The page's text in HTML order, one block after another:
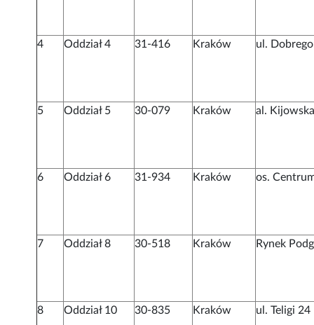
4 Oddział 4 31-416 Kraków ul.
5 Oddział 5 30-079 Kraków al.
6 Oddział 6 31-934 Kraków os.
7 Oddział 8 30-518 Kraków Rynek
8 Oddział 10 30-835 Kraków ul. Teligi 24